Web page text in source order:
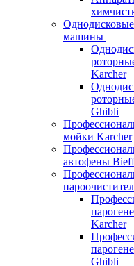
машины
Karcher
Ghibli
мойки Karcher
автофены
Karcher
Ghibli